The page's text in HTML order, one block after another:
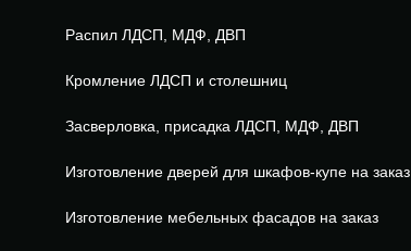
Распил ЛДСП, МДФ, ДВП
Кромление ЛДСП и столешниц
Засверловка, присадка ЛДСП, МДФ, ДВП
Изготовление дверей для шкафов-купе на заказ
Изготовление мебельных фасадов на заказ